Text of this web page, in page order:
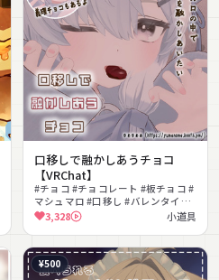
口移しで融かしあうチョコ
【VRChat】
#チョコ #チョコレート #板チョコ #
マシュマロ #口移し #バレンタイン
#ホワイトデー #インタラクション #
持ち物 #キャンディ
3,328 小道具
¥500